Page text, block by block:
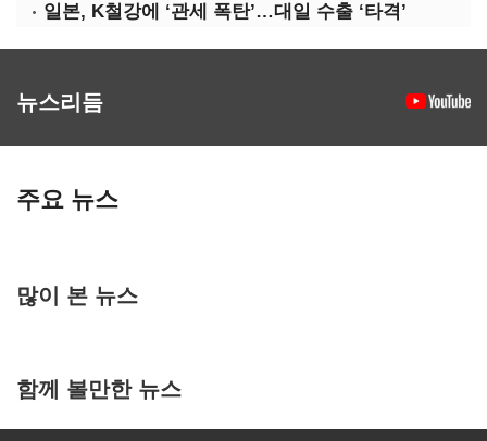
일본, K철강에 ‘관세 폭탄’…대일 수출 ‘타격’
뉴스리듬
주요 뉴스
많이 본 뉴스
함께 볼만한 뉴스